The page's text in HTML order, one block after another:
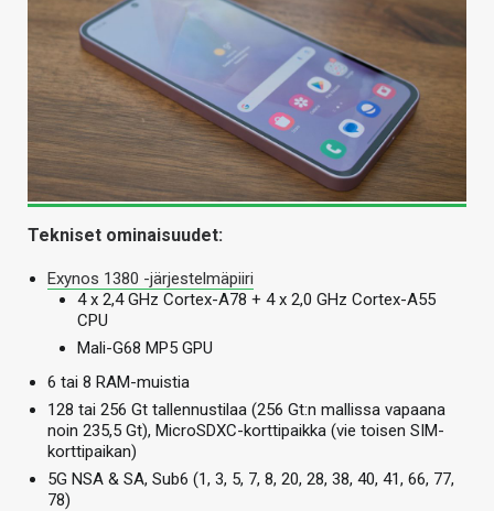
Tekniset ominaisuudet:
Exynos 1380 -järjestelmäpiiri
4 x 2,4 GHz Cortex-A78 + 4 x 2,0 GHz Cortex-A55
CPU
Mali-G68 MP5 GPU
6 tai 8 RAM-muistia
128 tai 256 Gt tallennustilaa (256 Gt:n mallissa vapaana
noin 235,5 Gt), MicroSDXC-korttipaikka (vie toisen SIM-
korttipaikan)
5G NSA & SA, Sub6 (1, 3, 5, 7, 8, 20, 28, 38, 40, 41, 66, 77,
78)